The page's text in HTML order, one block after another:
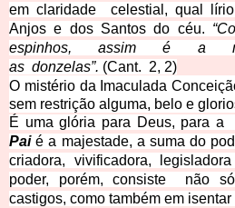
em claridade
celestial, qual
Anjos e dos Santos do céu.
espinhos, assim é a
as donzelas”. (Cant. 2, 2)
O mistério da Imaculada
sem restrição alguma, belo e
É uma glória para Deus, para a
Pai é a majestade, a suma do
criadora, vivificadora,
poder, porém, consiste
não
castigos, como também em